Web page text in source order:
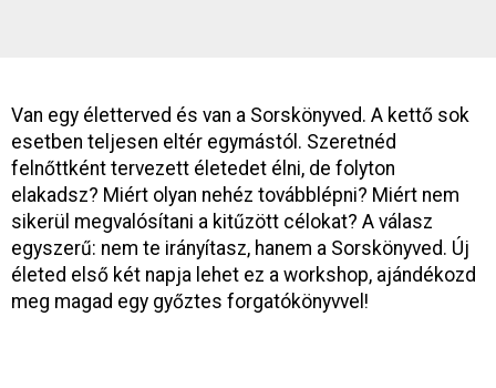
Van egy életterved és van a Sorskönyved. A kettő sok
esetben teljesen eltér egymástól. Szeretnéd
felnőttként tervezett életedet élni, de folyton
elakadsz? Miért olyan nehéz továbblépni? Miért nem
sikerül megvalósítani a kitűzött célokat? A válasz
egyszerű: nem te irányítasz, hanem a Sorskönyved. Új
életed első két napja lehet ez a workshop, ajándékozd
meg magad egy győztes forgatókönyvvel!